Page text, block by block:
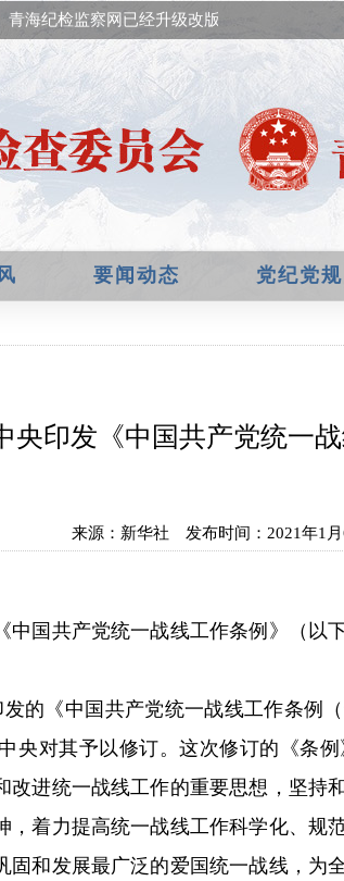
青海纪检监察网已经升级改版，欢迎提出宝贵意
要闻动态 党纪党规
央印发《中国共产党统一战
来源： 新华社 发布时间： 2021年1月
国共产党统一战线工作条例》（以
发的《中国共产党统一战线工作条例
央对其予以修订。这次修订的《条
改进统一战线工作的重要思想，坚持
，着力提高统一战线工作科学化、规
固和发展最广泛的爱国统一战线，为